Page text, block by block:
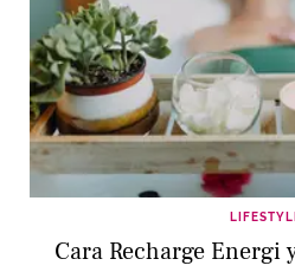
Cara Recharge Energi